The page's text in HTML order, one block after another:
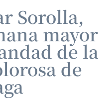
Sorolla,
mayor
de la
de